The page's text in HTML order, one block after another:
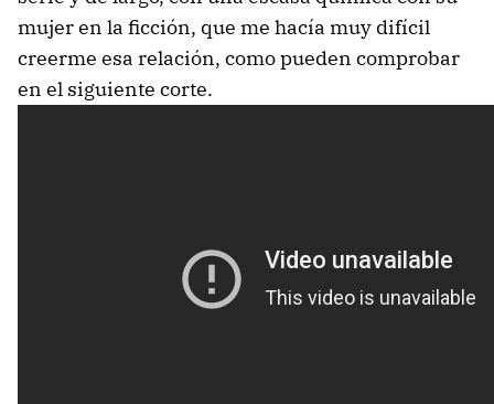
mujer en la ficción, que me hacía muy difícil
creerme esa relación, como pueden comprobar
en el siguiente corte.